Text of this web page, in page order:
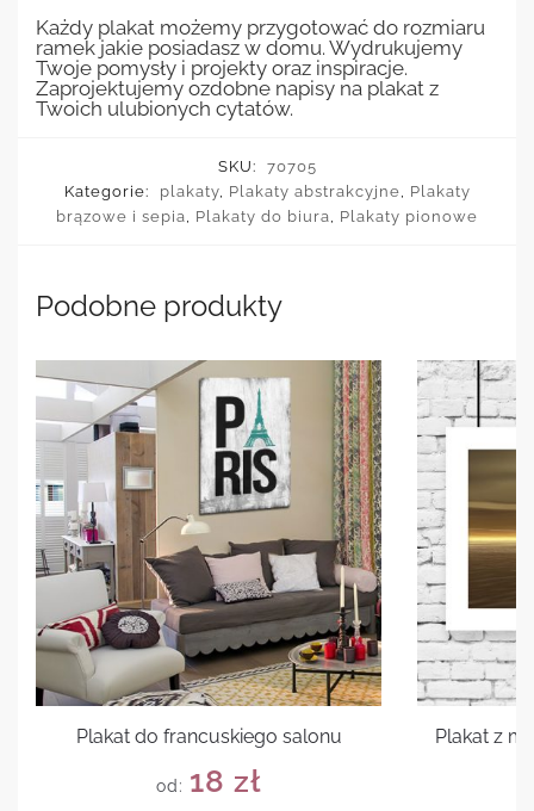
Każdy plakat możemy przygotować do rozmiaru
ramek jakie posiadasz w domu. Wydrukujemy
Twoje pomysły i projekty oraz inspiracje.
Zaprojektujemy ozdobne napisy na plakat z
Twoich ulubionych cytatów.
SKU:
70705
Kategorie:
plakaty, Plakaty abstrakcyjne
Plakaty
brązowe i sepia
Plakaty do biura Plakaty pionowe
Podobne produkty
Plakat do francuskiego salonu
od: 18 zł
Plakat z